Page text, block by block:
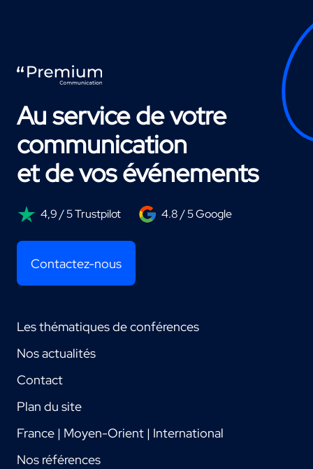
Au service de votre
communication
et de vos événements
4,9 / 5 Trustpilot 4.8 / 5 Google
Contactez-nous
Les thématiques de conférences
Nos actualités
Contact
Plan du site
France | Moyen-Orient | International
Nos références